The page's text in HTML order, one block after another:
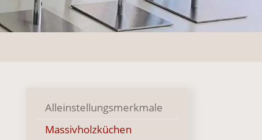
Alleinstellungsmerkmale
Massivholzküchen